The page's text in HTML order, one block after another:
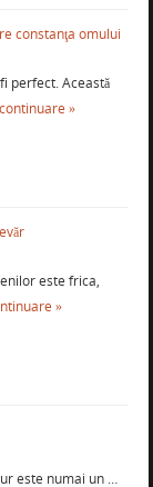
constanţa omului
perfect. Această
»
este frica,
»
este numai un …